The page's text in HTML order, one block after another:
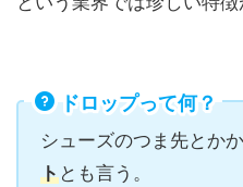
ドロップって何？
シューズのつま先とか
トとも言う。